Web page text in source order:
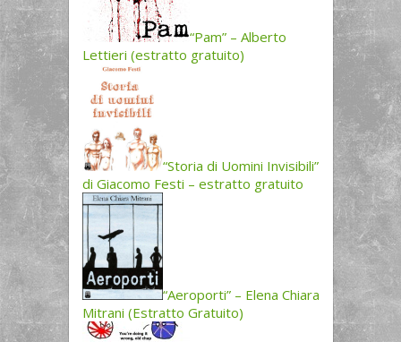
“Pam” – Alberto
Lettieri (estratto gratuito)
“Storia di Uomini Invisibili”
di Giacomo Festi – estratto gratuito
“Aeroporti” – Elena Chiara
Mitrani (Estratto Gratuito)